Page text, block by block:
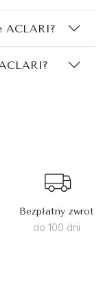
ACLARI?
Bezpłatny zwrot
do 100 dni